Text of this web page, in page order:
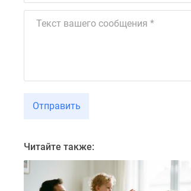
Апартаменты
#траншевая
скидками
новостроек
Субсидированная
застройщиком
Отправить
Читайте также: